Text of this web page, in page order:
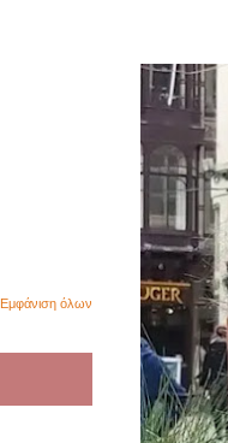
Εμφάνιση όλων